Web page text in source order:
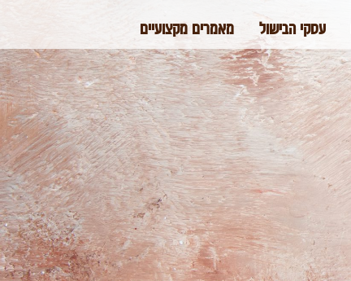
עסקי הבישול מאמרים מקצועיים